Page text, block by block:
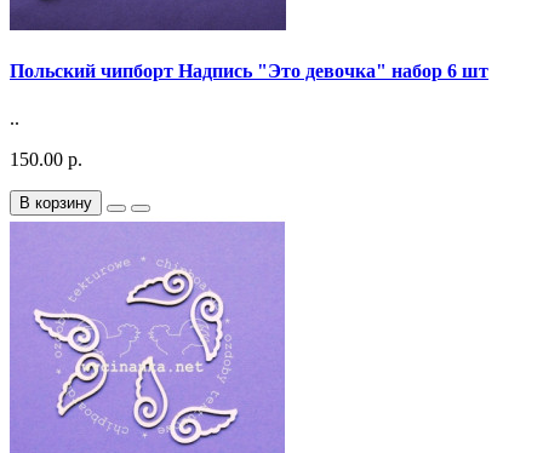
Польский чипборт Надпись "Это девочка" набор 6 шт
..
150.00 р.
В корзину